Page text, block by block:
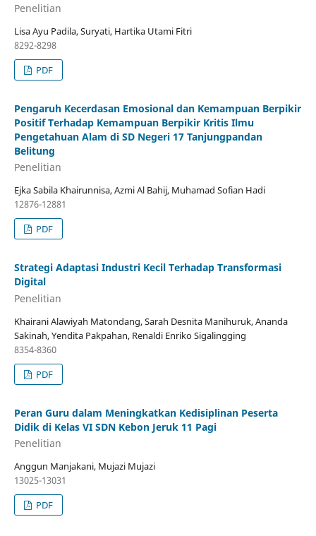
Penelitian
Lisa Ayu Padila, Suryati, Hartika Utami Fitri
8292-8298
PDF
Pengaruh Kecerdasan Emosional dan Kemampuan Berpikir
Positif Terhadap Kemampuan Berpikir Kritis Ilmu
Pengetahuan Alam di SD Negeri 17 Tanjungpandan
Belitung
Penelitian
Ejka Sabila Khairunnisa, Azmi Al Bahij, Muhamad Sofian Hadi
12876-12881
PDF
Strategi Adaptasi Industri Kecil Terhadap Transformasi
Digital
Penelitian
Khairani Alawiyah Matondang, Sarah Desnita Manihuruk, Ananda
Sakinah, Yendita Pakpahan, Renaldi Enriko Sigalingging
8354-8360
PDF
Peran Guru dalam Meningkatkan Kedisiplinan Peserta
Didik di Kelas VI SDN Kebon Jeruk 11 Pagi
Penelitian
Anggun Manjakani, Mujazi Mujazi
13025-13031
PDF